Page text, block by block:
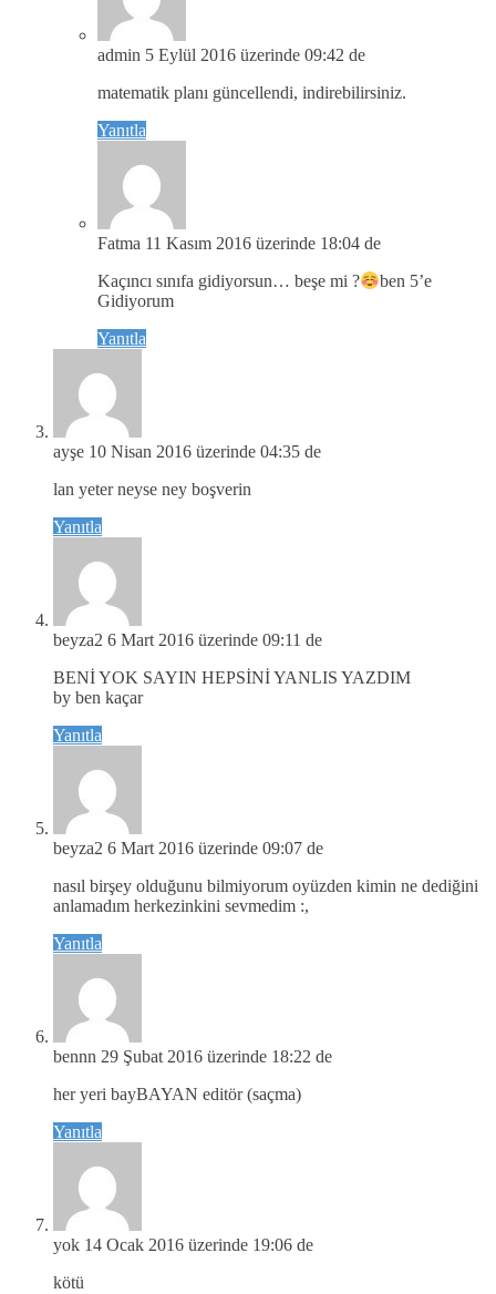
admin 5 Eylül 2016 üzerinde 09:42 de
matematik planı güncellendi, indirebilirsiniz.
Yanıtla
Fatma 11 Kasım 2016 üzerinde 18:04 de
Kaçıncı sınıfa gidiyorsun… beşe mi ?
ben 5’e
Gidiyorum
Yanıtla
ayşe 10 Nisan 2016 üzerinde 04:35 de
lan yeter neyse ney boşverin
Yanıtla
beyza2 6 Mart 2016 üzerinde 09:11 de
BENİ YOK SAYIN HEPSİNİ YANLIS YAZDIM
by ben kaçar
Yanıtla
beyza2 6 Mart 2016 üzerinde 09:07 de
nasıl birşey olduğunu bilmiyorum oyüzden kimin ne dediğini
anlamadım herkezinkini sevmedim :,
Yanıtla
bennn 29 Şubat 2016 üzerinde 18:22 de
her yeri bayBAYAN editör (saçma)
Yanıtla
yok 14 Ocak 2016 üzerinde 19:06 de
kötü